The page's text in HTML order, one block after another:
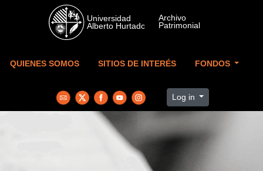
Skip to main content
QUIENES SOMOS SITIOS DE INTERÉS FONDOS
Log in